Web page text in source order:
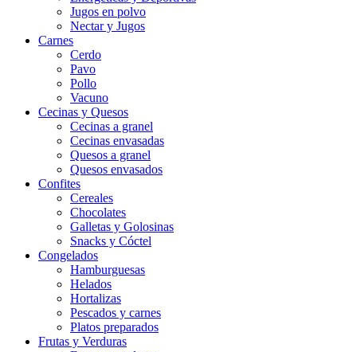
Jugos en polvo
Nectar y Jugos
Carnes
Cerdo
Pavo
Pollo
Vacuno
Cecinas y Quesos
Cecinas a granel
Cecinas envasadas
Quesos a granel
Quesos envasados
Confites
Cereales
Chocolates
Galletas y Golosinas
Snacks y Cóctel
Congelados
Hamburguesas
Helados
Hortalizas
Pescados y carnes
Platos preparados
Frutas y Verduras